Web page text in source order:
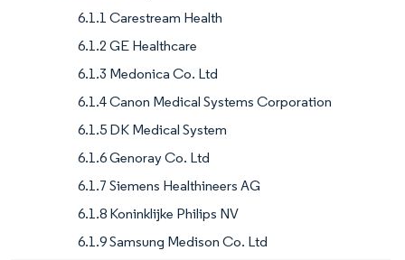
6.1.1 Carestream Health
6.1.2 GE Healthcare
6.1.3 Medonica Co. Ltd
6.1.4 Canon Medical Systems Corporation
6.1.5 DK Medical System
6.1.6 Genoray Co. Ltd
6.1.7 Siemens Healthineers AG
6.1.8 Koninklijke Philips NV
6.1.9 Samsung Medison Co. Ltd